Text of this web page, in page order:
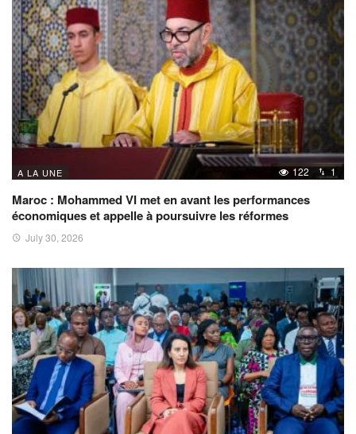
A LA UNE 122 1
Maroc : Mohammed VI met en avant les performances
économiques et appelle à poursuivre les réformes
July 30, 2026